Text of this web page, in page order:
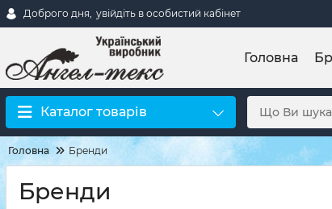
Доброго дня, увійдіть в особистий кабінет
Головна
Каталог товарів
Головна Бренди
Бренди